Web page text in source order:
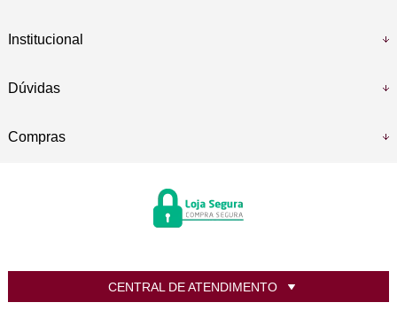
Institucional
Dúvidas
Compras
CENTRAL DE ATENDIMENTO